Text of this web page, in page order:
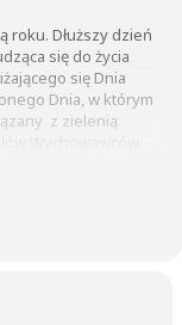
roku. Dłuższy dzień
się do życia
się Dnia
Dnia, w którym
z zielenią